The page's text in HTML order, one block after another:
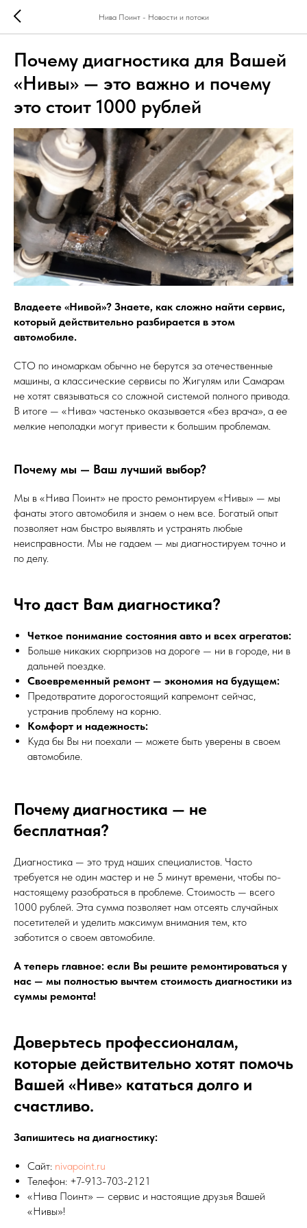
Нива Поинт - Новости и потоки
Почему диагностика для Вашей
«Нивы» — это важно и почему
это стоит 1000 рублей
Владеете «Нивой»? Знаете, как сложно найти сервис,
который действительно разбирается в этом
автомобиле.
СТО по иномаркам обычно не берутся за отечественные
машины, а классические сервисы по Жигулям или Самарам
не хотят связываться со сложной системой полного привода.
В итоге — «Нива» частенько оказывается «без врача», а ее
мелкие неполадки могут привести к большим проблемам.
Почему мы — Ваш лучший выбор?
Мы в «Нива Поинт» не просто ремонтируем «Нивы» — мы
фанаты этого автомобиля и знаем о нем все. Богатый опыт
позволяет нам быстро выявлять и устранять любые
неисправности. Мы не гадаем — мы диагностируем точно и
по делу.
Что даст Вам диагностика?
Четкое понимание состояния авто и всех агрегатов:
Больше никаких сюрпризов на дороге — ни в городе, ни в
дальней поездке.
Своевременный ремонт — экономия на будущем:
Предотвратите дорогостоящий капремонт сейчас,
устранив проблему на корню.
Комфорт и надежность:
Куда бы Вы ни поехали — можете быть уверены в своем
автомобиле.
Почему диагностика — не
бесплатная?
Диагностика — это труд наших специалистов. Часто
требуется не один мастер и не 5 минут времени, чтобы по-
настоящему разобраться в проблеме. Стоимость — всего
1000 рублей. Эта сумма позволяет нам отсеять случайных
посетителей и уделить максимум внимания тем, кто
заботится о своем автомобиле.
А теперь главное: если Вы решите ремонтироваться у
нас — мы полностью вычтем стоимость диагностики из
суммы ремонта!
Доверьтесь профессионалам,
которые действительно хотят помочь
Вашей «Ниве» кататься долго и
счастливо.
Запишитесь на диагностику:
Сайт: nivapoint.ru
Телефон: +7-913-703-2121
«Нива Поинт» — сервис и настоящие друзья Вашей
«Нивы»!